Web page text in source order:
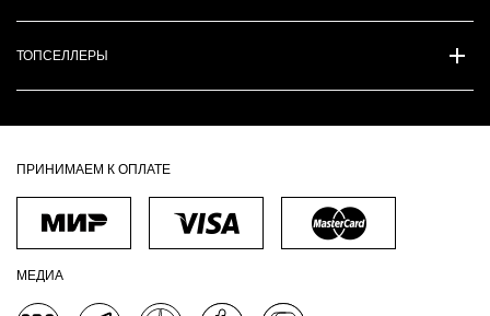
ТОПСЕЛЛЕРЫ
ПРИНИМАЕМ К ОПЛАТЕ
МЕДИА